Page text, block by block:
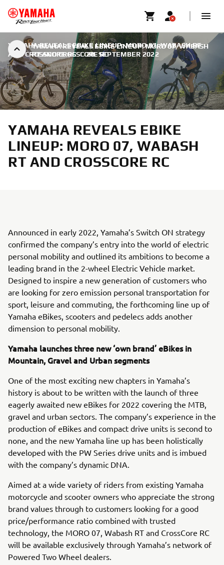
YAMAHA REVEALS EBIKE LINEUP: MORO 07, WABASH
RT AND CROSSCORE RC
YAMAHA REVEALS EBIKE LINEUP: MORO 07, WABASH RT
AND CROSSCORE RC | 28. SEPTEMBER 2022
YAMAHA REVEALS EBIKE
LINEUP: MORO 07, WABASH
RT AND CROSSCORE RC
Announced in early 2022, Yamaha’s Switch ON strategy
confirmed the company’s entry into the world of electric
personal mobility and outlined its ambitions to become a
leading brand in the 2-wheel Electric Vehicle market.
Designed to inspire a new generation of customers who
are looking for zero emission personal transportation for
sport, leisure and commuting, the forthcoming line up of
Yamaha eBikes, scooters and pedelecs adds another
dimension to personal mobility.
Yamaha launches three new ‘own brand’ eBikes in
Mountain, Gravel and Urban segments
One of the most exciting new chapters in Yamaha’s
history is about to be written with the launch of three
eagerly awaited new eBikes for 2022 covering the MTB,
gravel and urban sectors. The company’s experience in the
production of eBikes and compact drive units is second to
none, and the new Yamaha line up has been holistically
developed with the PW Series drive units and is imbued
with the company’s dynamic DNA.
Aimed at a wide variety of riders from existing Yamaha
motorcycle and scooter owners who appreciate the strong
brand values through to customers looking for a good
price/performance ratio combined with trusted
technology, the MORO 07, Wabash RT and CrossCore RC
will be available exclusively through Yamaha’s network of
Powered Two Wheel dealers.